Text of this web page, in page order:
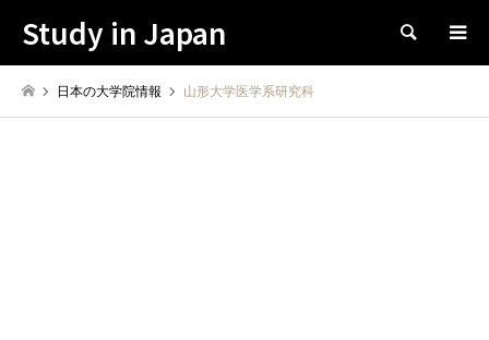
Study in Japan Search
日本の大学院情報 山形大学医学系研究科